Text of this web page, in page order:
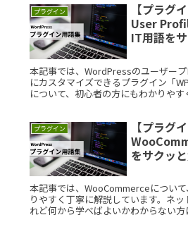
プラグイン
【プラグ
User
IT用語を
本記事では、WordPressのユーザー
にカスタマイズできるプラグイン「
について、初心者の方にもわかりや
プラグイン
【プラグ
をサクッ
本記事では、WooCommerceについ
りやすく丁寧に解説しています。ネ
れど何から学べばよいかわからない